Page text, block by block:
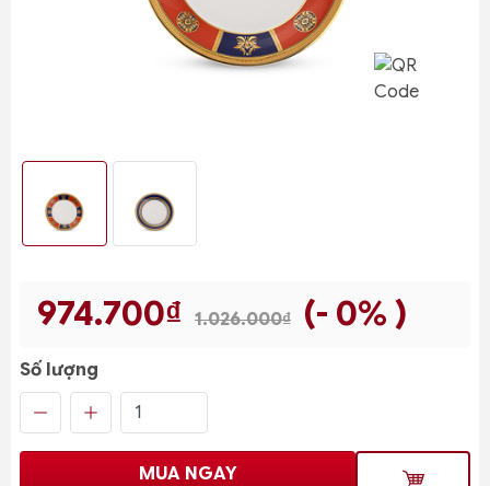
974.700₫ 1.026.000₫ (- 0% )
Số lượng
MUA NGAY